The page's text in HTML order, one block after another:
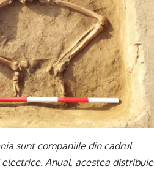
sunt companiile din cadrul
Anual, acestea distribuie